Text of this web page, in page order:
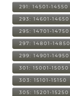
291: 14501-14550
293: 14601-14650
295: 14701-14750
297: 14801-14850
299: 14901-14950
301: 15001-15050
303: 15101-15150
305: 15201-15250